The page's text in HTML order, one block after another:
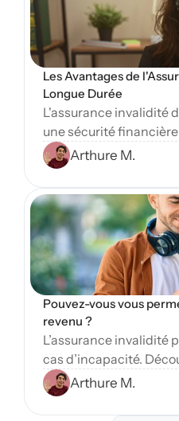
Les Avantages de
Longue Durée
L'assurance invalidité
une sécurité
difficiles. Apprenez-en
avantages essentiels.
Arthure M.
Blog
Pouvez-vous vous
revenu ?
L’assurance invalidité
cas d’incapacité.
couverture et étapes
avenir financier.
Arthure M.